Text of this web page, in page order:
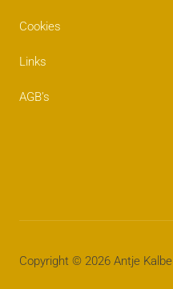
Cookies
Links
AGB’s
Copyright © 2026 Antje Kalbe